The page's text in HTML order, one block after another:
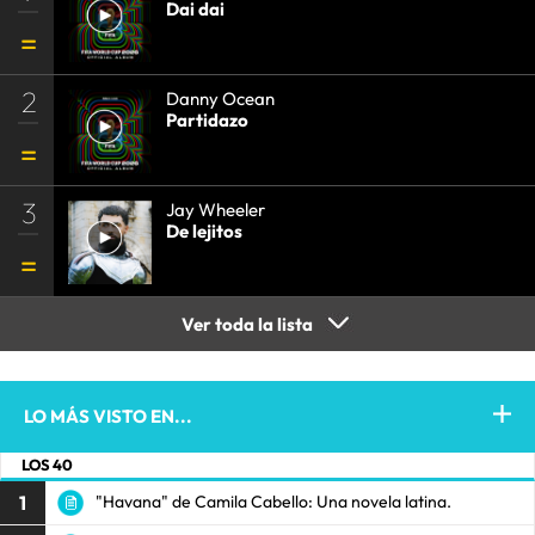
Dai dai
2
Danny Ocean
Partidazo
3
Jay Wheeler
De lejitos
Ver toda la lista
LO MÁS VISTO EN...
LOS 40
1 "Havana" de Camila Cabello: Una novela latina.